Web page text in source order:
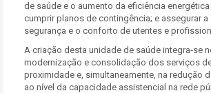
de saúde e o aumento da eficiência
cumprir planos de contingência; e assegurar
segurança e o conforto de utentes e
A criação desta unidade de saúde integra‐se
modernização e consolidação dos serviços
proximidade e, simultaneamente, na redução
ao nível da capacidade assistencial na rede